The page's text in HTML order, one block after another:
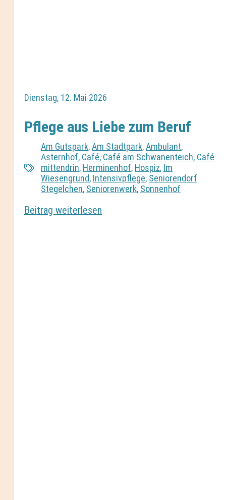
Dienstag, 12. Mai 2026
Pflege aus Liebe zum Beruf
Am Gutspark,Am Stadtpark,Ambulant,
Asternhof, Café, Café am Schwanenteich, Café
mittendrin, Herminenhof, Hospiz, Im
Wiesengrund, Intensivpflege, Seniorendorf
Stegelchen, Seniorenwerk, Sonnenhof
Beitrag weiterlesen